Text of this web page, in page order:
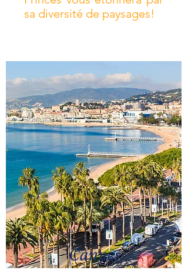
sa diversité de paysages!
Cannes